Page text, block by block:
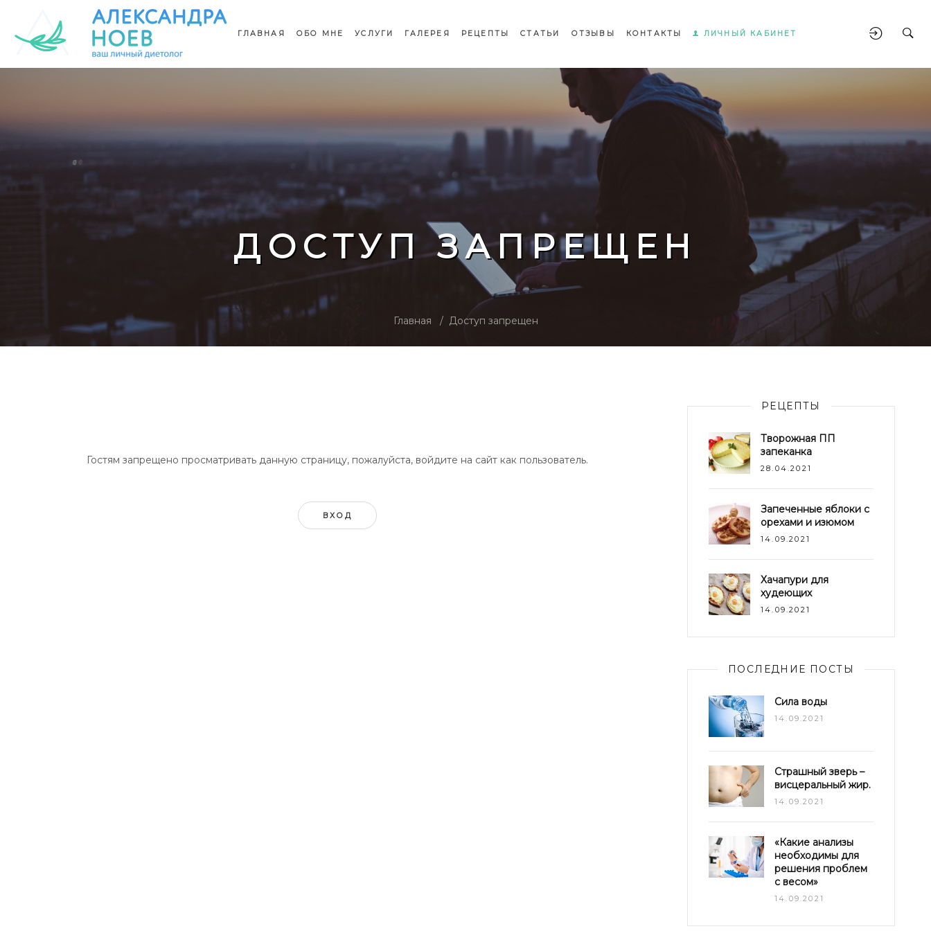
ГЛАВНАЯ ОБО МНЕ УСЛУГИ ГАЛЕРЕЯ РЕЦЕПТЫ СТАТЬИ ОТЗЫВЫ КОНТАКТЫ ЛИЧНЫЙ КАБИНЕТ
ДОСТУП ЗАПРЕЩЕН
Главная Доступ запрещен
Гостям запрещено просматривать данную страницу, пожалуйста, войдите на сайт как пользователь.
ВХОД
РЕЦЕПТЫ
Творожная ПП
запеканка
28.04.2021
Запеченные яблоки с
орехами и изюмом
14.09.2021
Хачапури для
худеющих
14.09.2021
ПОСЛЕДНИЕ ПОСТЫ
Сила воды
14.09.2021
Страшный зверь –
висцеральный жир.
14.09.2021
«Какие анализы
необходимы для
решения проблем
с весом»
14.09.2021